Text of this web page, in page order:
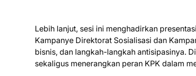
Lebih lanjut, sesi ini menghadirkan
Kampanye Direktorat Sosialisasi dan
bisnis, dan langkah-langkah antisipasinya.
sekaligus menerangkan peran KPK dalam